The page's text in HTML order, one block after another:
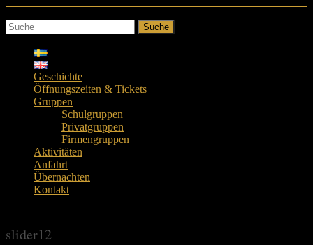
Skip
to
content
Suche
Geschichte
Öffnungszeiten & Tickets
Gruppen
Schulgruppen
Privatgruppen
Firmengruppen
Aktivitäten
Anfahrt
Übernachten
Kontakt
slider12